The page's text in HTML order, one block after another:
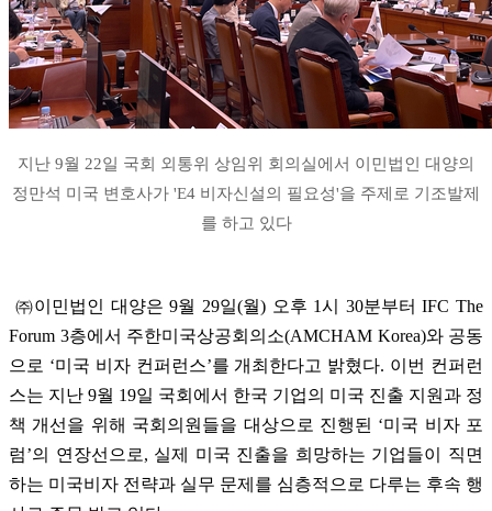
지난 9월 22일 국회 외통위 상임위 회의실에서 이민법인 대양의
정만석 미국 변호사가 'E4 비자신설의 필요성'을 주제로 기조발제
를 하고 있다
㈜이민법인 대양은 9월 29일(월) 오후 1시 30분부터 IFC The
Forum 3층에서 주한미국상공회의소(AMCHAM Korea)와 공동
으로 ‘미국 비자 컨퍼런스’를 개최한다고 밝혔다. 이번 컨퍼런
스는 지난 9월 19일 국회에서 한국 기업의 미국 진출 지원과 정
책 개선을 위해 국회의원들을 대상으로 진행된 ‘미국 비자 포
럼’의 연장선으로, 실제 미국 진출을 희망하는 기업들이 직면
하는 미국비자 전략과 실무 문제를 심층적으로 다루는 후속 행